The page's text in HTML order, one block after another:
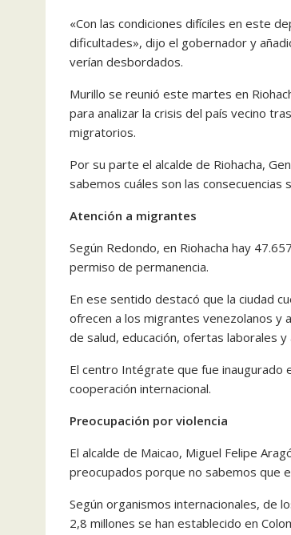
«Con las condiciones difíciles en este
dificultades», dijo el gobernador y
verían desbordados.
Murillo se reunió este martes en
para analizar la crisis del país vecino
migratorios.
Por su parte el alcalde de Riohacha,
sabemos cuáles son las consecuencias
Atención a migrantes
Según Redondo, en Riohacha hay
permiso de permanencia.
En ese sentido destacó que la ciudad
ofrecen a los migrantes venezolanos y
de salud, educación, ofertas laborales
El centro Intégrate que fue inaugurado
cooperación internacional.
Preocupación por violencia
El alcalde de Maicao, Miguel Felipe
preocupados porque no sabemos que
Según organismos internacionales, de
2,8 millones se han establecido en